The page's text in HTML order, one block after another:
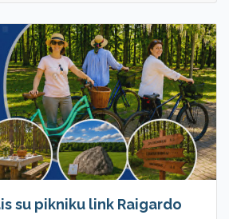
su pikniku link Raigardo